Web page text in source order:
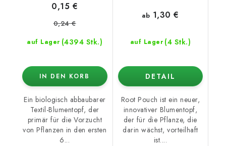
auf Lager (4394 Stk.)
0,15 €
0,24 €
IN DEN KORB
Ein biologisch abbaubarer
Textil-Blumentopf, der
primär für die Vorzucht
von Pflanzen in den ersten
6...
auf Lager (4 Stk.)
ab 1,30 €
DETAIL
Root Pouch ist ein neuer,
innovativer Blumentopf,
der für die Pflanze, die
darin wächst, vorteilhaft
ist....